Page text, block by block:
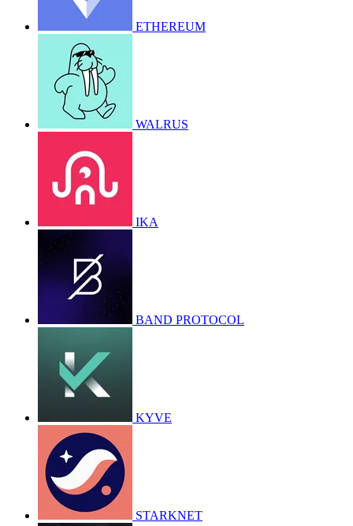
ETHEREUM
WALRUS
IKA
BAND PROTOCOL
KYVE
STARKNET